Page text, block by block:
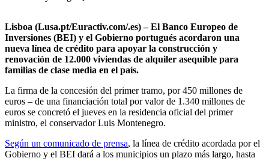
Lisboa (Lusa.pt/Euractiv.com/.es) – El Banco Europeo de
Inversiones (BEI) y el Gobierno portugués acordaron una
nueva línea de crédito para apoyar la construcción y
renovación de 12.000 viviendas de alquiler asequible para
familias de clase media en el país.
La firma de la concesión del primer tramo, por 450 millones de
euros – de una financiación total por valor de 1.340 millones de
euros se concretó el jueves en la residencia oficial del primer
ministro, el conservador Luis Montenegro.
Según un comunicado de prensa, la línea de crédito acordada por el
Gobierno y el BEI dará a los municipios un plazo más largo, hasta